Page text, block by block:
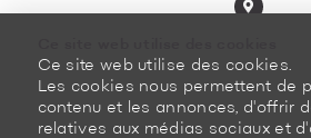
Ce site web utilise des cookies.
Les cookies nous permettent de
contenu et les annonces, d'offrir
relatives aux médias sociaux et
Saint-Hubert
J3Z 0G8 Canada
450 878-3366